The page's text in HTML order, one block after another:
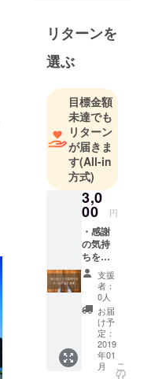
へ移住。
ヨガレッス
ンの傍ら、
んの畑のお
手伝いをし
ている。
畑に出る猪
を駆除する
ために“狩猟
免許”を取り
仲間と共に
害獣駆除を
始める。
近年の猟
師・農家の
高齢化・減
少の現実受
けて少しで
も若い人
に、
リターンを
選ぶ
目標金額
未達でも
リターン
が届きま
す(All-in
方式)
3,0
00 円
・感謝
の気持
ちを込
めてサ
ンクス
メール
を送ら
せてい
ただき
ます。
支援
者：
0人
お届
け予
定：
2019
年01
月
こ
の